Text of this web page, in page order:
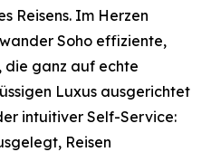
Reisens. Im Herzen
Soho effiziente,
die ganz auf echte
Luxus ausgerichtet
intuitiver Self-Service:
Reisen